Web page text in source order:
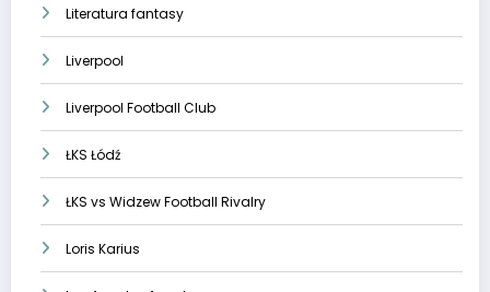
Literatura fantasy
Liverpool
Liverpool Football Club
ŁKS Łódź
ŁKS vs Widzew Football Rivalry
Loris Karius